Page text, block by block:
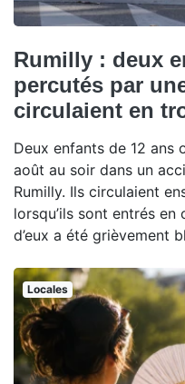
Rumilly : deux
percutés par
circulaient en
Deux enfants de 12 ans
août au soir dans un
Rumilly. Ils circulaient
lorsqu’ils sont entrés en
d’eux a été grièvement
Locales